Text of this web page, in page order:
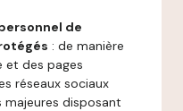
de
: de manière
et des pages
réseaux sociaux
majeures disposant